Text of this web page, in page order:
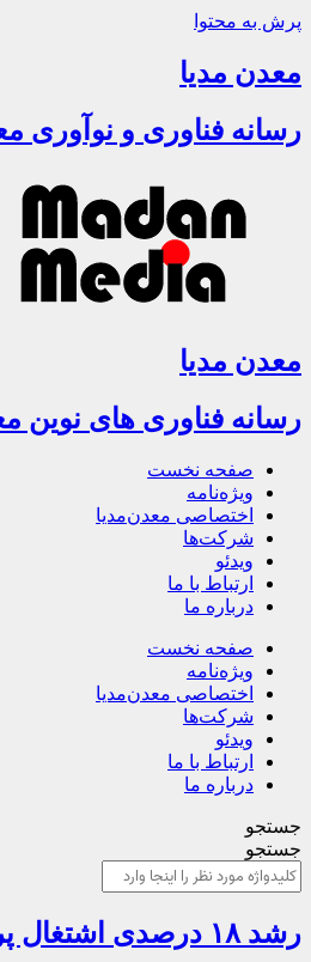
پرش به محتوا
معدن مدیا
رسانه فناوری و نوآوری
معدن مدیا
رسانه فناوری های نوین
صفحه نخست
ویژه‌نامه
اختصاصی معدن‌مدیا
شرکت‌ها
ویدئو
ارتباط با ما
درباره ما
صفحه نخست
ویژه‌نامه
اختصاصی معدن‌مدیا
شرکت‌ها
ویدئو
ارتباط با ما
درباره ما
جستجو
جستجو
رشد ۱۸ درصدی اشتغال پروانه‌های معدنی